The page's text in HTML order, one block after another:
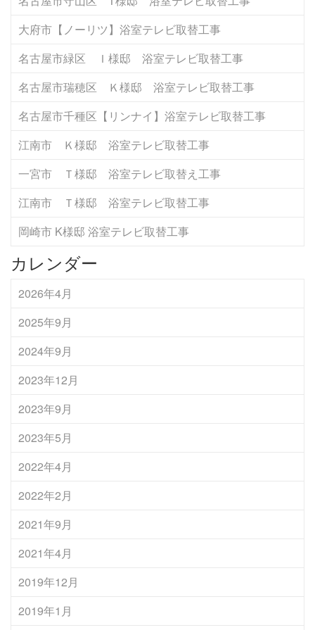
大府市【ノーリツ】浴室テレビ取替工事
名古屋市緑区 Ｉ様邸 浴室テレビ取替工事
名古屋市瑞穂区 Ｋ様邸 浴室テレビ取替工事
名古屋市千種区【リンナイ】浴室テレビ取替工事
江南市 Ｋ様邸 浴室テレビ取替工事
一宮市 Ｔ様邸 浴室テレビ取替え工事
江南市 Ｔ様邸 浴室テレビ取替工事
岡崎市 K様邸 浴室テレビ取替工事
カレンダー
2026年4月
2025年9月
2024年9月
2023年12月
2023年9月
2023年5月
2022年4月
2022年2月
2021年9月
2021年4月
2019年12月
2019年1月